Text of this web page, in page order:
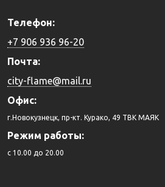
Купить
Телефон:
+7 906 936 96-20
Почта:
city-flame@mail.ru
Офис:
г.Новокузнецк, пр-кт. Курако, 49 ТВК МАЯК
Режим работы:
c 10.00 до 20.00